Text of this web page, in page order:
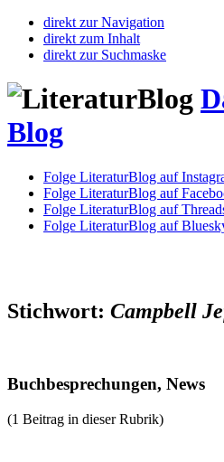
direkt zur Navigation
direkt zum Inhalt
direkt zur Suchmaske
Blog
Folge LiteraturBlog auf
Folge LiteraturBlog auf
Folge LiteraturBlog auf
Folge LiteraturBlog auf
Stichwort: Campbell
Buchbesprechungen, News
(1 Beitrag in dieser Rubrik)